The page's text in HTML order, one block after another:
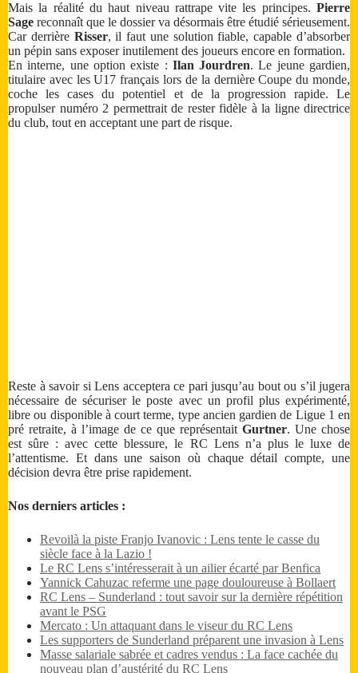
Mais la réalité du haut niveau rattrape vite les principes. Pierre
Sage reconnaît que le dossier va désormais être étudié sérieusement.
Car derrière Risser, il faut une solution fiable, capable d’absorber
un pépin sans exposer inutilement des joueurs encore en formation.
En interne, une option existe : Ilan Jourdren. Le jeune gardien,
titulaire avec les U17 français lors de la dernière Coupe du monde,
coche les cases du potentiel et de la progression rapide. Le
propulser numéro 2 permettrait de rester fidèle à la ligne directrice
du club, tout en acceptant une part de risque.
Reste à savoir si Lens acceptera ce pari jusqu’au bout ou s’il jugera
nécessaire de sécuriser le poste avec un profil plus expérimenté,
libre ou disponible à court terme, type ancien gardien de Ligue 1 en
pré retraite, à l’image de ce que représentait Gurtner. Une chose
est sûre : avec cette blessure, le RC Lens n’a plus le luxe de
l’attentisme. Et dans une saison où chaque détail compte, une
décision devra être prise rapidement.
Nos derniers articles :
Revoilà la piste Franjo Ivanovic : Lens tente le casse du
siècle face à la Lazio !
Le RC Lens s’intéresserait à un ailier écarté par Benfica
Yannick Cahuzac referme une page douloureuse à Bollaert
RC Lens – Sunderland : tout savoir sur la dernière répétition
avant le PSG
Mercato : Un attaquant dans le viseur du RC Lens
Les supporters de Sunderland préparent une invasion à Lens
Masse salariale sabrée et cadres vendus : La face cachée du
nouveau plan d’austérité du RC Lens